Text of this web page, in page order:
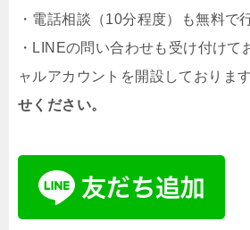
・電話相談（10分程度）も無料で
・LINEの問い合わせも受け付けて
ャルアカウントを開設しております
せください。